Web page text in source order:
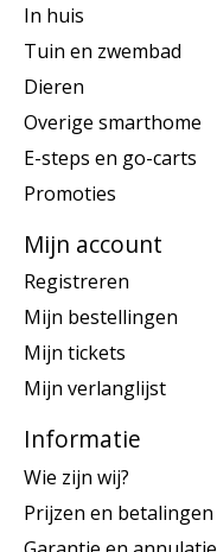
In huis
Tuin en zwembad
Dieren
Overige smarthome
E-steps en go-carts
Promoties
Mijn account
Registreren
Mijn bestellingen
Mijn tickets
Mijn verlanglijst
Informatie
Wie zijn wij?
Prijzen en betalingen